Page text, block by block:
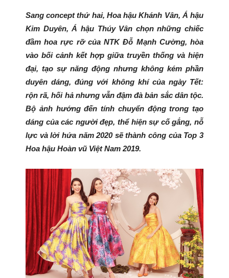
Sang concept thứ hai, Hoa hậu Khánh Vân, Á hậu
Kim Duyên, Á hậu Thúy Vân chọn những chiếc
đầm hoa rực rỡ của NTK Đỗ Mạnh Cường, hòa
vào bối cảnh kết hợp giữa truyền thống và hiện
đại, tạo sự năng động nhưng không kém phần
duyên dáng, đúng với không khí của ngày Tết:
rộn rã, hối hả nhưng vẫn đậm đà bản sắc dân tộc.
Bộ ảnh hướng đến tính chuyển động trong tạo
dáng của các người đẹp, thể hiện sự cố gắng, nỗ
lực và lời hứa năm 2020 sẽ thành công của Top 3
Hoa hậu Hoàn vũ Việt Nam 2019.